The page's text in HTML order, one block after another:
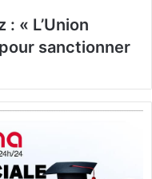
« L’Union
sanctionner